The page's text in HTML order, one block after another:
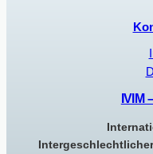
IVIM